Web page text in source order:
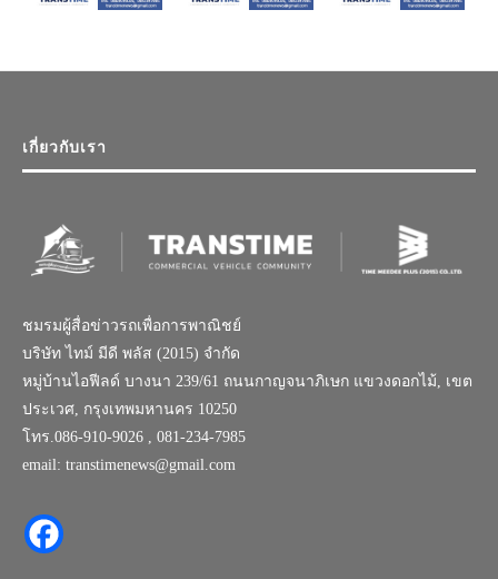
เกี่ยวกับเรา
ชมรมผู้สื่อข่าวรถเพื่อการพาณิชย์
บริษัท ไทม์ มีดี พลัส (2015) จำกัด
หมู่บ้านไอฟีลด์ บางนา 239/61 ถนนกาญจนาภิเษก แขวงดอกไม้, เขต
ประเวศ, กรุงเทพมหานคร 10250
โทร.086-910-9026 , 081-234-7985
email: transtimenews@gmail.com